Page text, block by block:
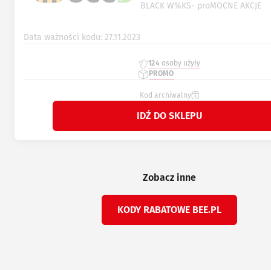
BLACK W%KS- proMOCNE AKCJE
Data ważności kodu: 27.11.2023
124 osoby użyły
PROMO
Kod archiwalny
IDŹ DO SKLEPU
Zobacz inne
KODY RABATOWE BEE.PL